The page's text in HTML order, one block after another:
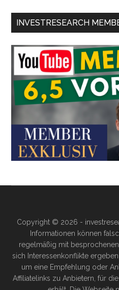
INVESTRESEARCH
Copyright © 2026 -
Informationen können
regelmäßig mit
sich Interessenkonflikte
um eine Empfehlung oder
Affiliatelinks zu Anbietern, für